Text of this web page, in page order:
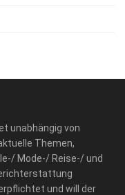
unabhängig von
Themen,
Mode-/ Reise-/ und
und will der